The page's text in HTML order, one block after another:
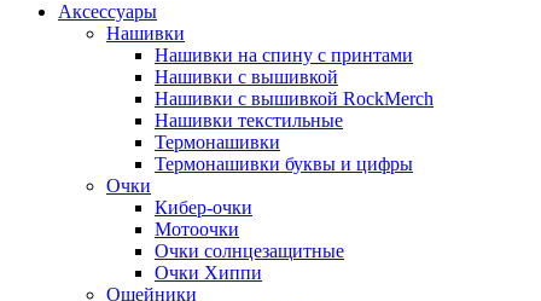
Аксессуары
Нашивки
Нашивки на спину с принтами
Нашивки с вышивкой
Нашивки с вышивкой RockMerch
Нашивки текстильные
Термонашивки
Термонашивки буквы и цифры
Очки
Кибер-очки
Мотоочки
Очки солнцезащитные
Очки Хиппи
Ошейники